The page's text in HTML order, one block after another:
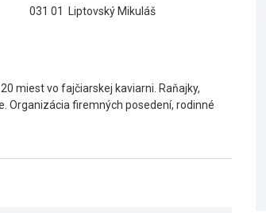
031 01
Liptovský Mikuláš
miest vo fajčiarskej kaviarni. Raňajky,
Organizácia firemných posedení, rodinné